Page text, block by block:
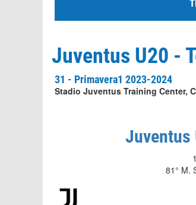
Juventus U20 -
31 - Primavera1 2023-2024
Stadio Juventus Training Center,
Juventus
81° M.